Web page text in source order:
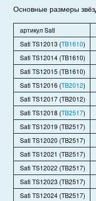
Основные размеры
артикул Sati
Sati TS12013 (TB1610)
Sati TS12014 (TB1610)
Sati TS12015 (TB1610)
Sati TS12016 (TB2012)
Sati TS12017 (TB2012)
Sati TS12018 (TB2517)
Sati TS12019 (TB2517)
Sati TS12020 (TB2517)
Sati TS12021 (TB2517)
Sati TS12022 (TB2517)
Sati TS12023 (TB2517)
Sati TS12024 (TB2517)